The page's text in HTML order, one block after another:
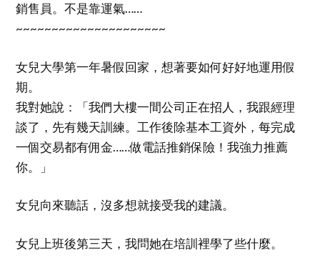
銷售員。不是靠運氣……
~~~~~~~~~~~~~~~~~~~~~
女兒大學第一年暑假回家，想著要如何好好地運用假
期。
我對她說：「我們大樓一間公司正在招人，我跟經理
談了，先有幾天訓練。工作後除基本工資外，每完成
一個交易都有佣金……做電話推銷保險！我強力推薦
你。」
女兒向來聽話，沒多想就接受我的建議。
女兒上班後第三天，我問她在培訓裡學了些什麼。